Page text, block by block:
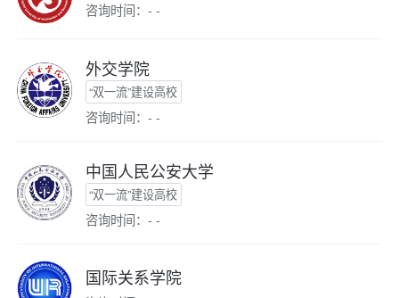
咨询时间：- -
外交学院
“双一流”建设高校
咨询时间：- -
中国人民公安大学
“双一流”建设高校
咨询时间：- -
国际关系学院